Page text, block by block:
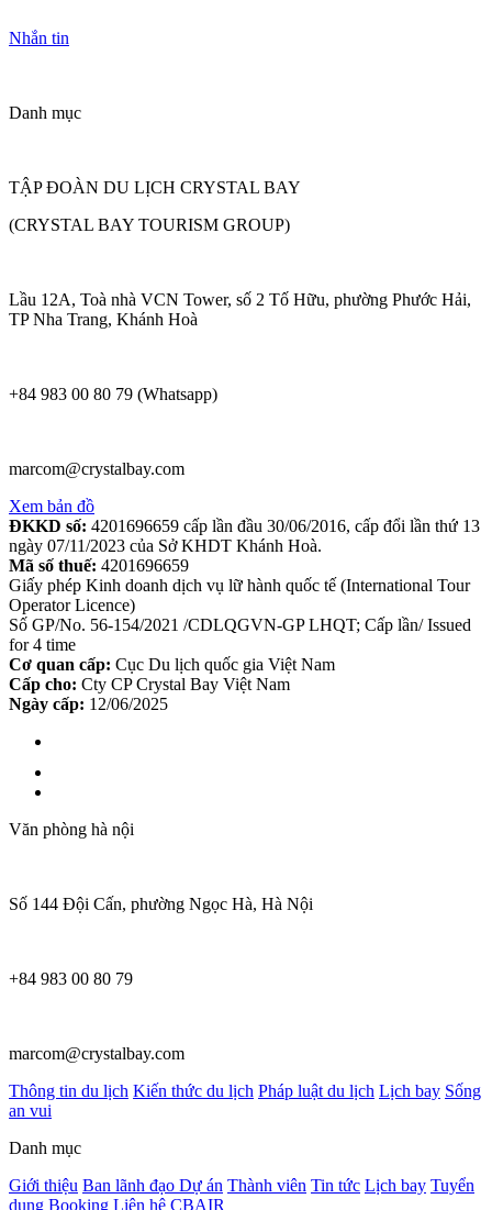
Nhắn tin
Danh mục
TẬP ĐOÀN DU LỊCH CRYSTAL BAY
(CRYSTAL BAY TOURISM GROUP)
Lầu 12A, Toà nhà VCN Tower, số 2 Tố Hữu, phường Phước Hải,
TP Nha Trang, Khánh Hoà
+84 983 00 80 79 (Whatsapp)
marcom@crystalbay.com
Xem bản đồ
ĐKKD số: 4201696659 cấp lần đầu 30/06/2016, cấp đổi lần thứ 13
ngày 07/11/2023 của Sở KHDT Khánh Hoà.
Mã số thuế: 4201696659
Giấy phép Kinh doanh dịch vụ lữ hành quốc tế (International Tour
Operator Licence)
Số GP/No. 56-154/2021 /CDLQGVN-GP LHQT; Cấp lần/ Issued
for 4 time
Cơ quan cấp: Cục Du lịch quốc gia Việt Nam
Cấp cho: Cty CP Crystal Bay Việt Nam
Ngày cấp: 12/06/2025
Văn phòng hà nội
Số 144 Đội Cấn, phường Ngọc Hà, Hà Nội
+84 983 00 80 79
marcom@crystalbay.com
Thông tin du lịch Kiến thức du lịch Pháp luật du lịch Lịch bay Sống
an vui
Danh mục
Giới thiệu Ban lãnh đạo Dự án Thành viên Tin tức Lịch bay Tuyển
dụng Booking Liên hệ CBAIR